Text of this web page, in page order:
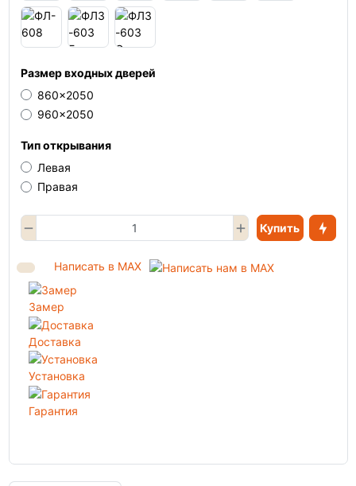
Размер входных дверей
860x2050
960x2050
Тип открывания
Левая
Правая
Купить
Написать в MAX
Замер
Доставка
Установка
Гарантия